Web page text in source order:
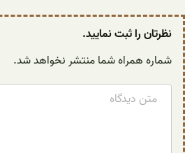
نظرتان را ثبت نمایید.
شماره همراه شما منتشر نخواهد شد.